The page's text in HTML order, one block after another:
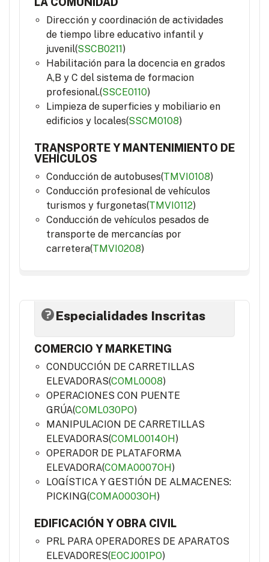
Dirección y coordinación de actividades
de tiempo libre educativo infantil y
juvenil(SSCB0211 )
Habilitación para la docencia en grados
A,B y C del sistema de formacion
profesional.(SSCE0110)
Limpieza de superficies y mobiliario en
edificios y locales(SSCM0108)
TRANSPORTE Y MANTENIMIENTO DE
VEHÍCULOS
Conducción de autobuses(TMVI0108)
Conducción profesional de vehículos
turismos y furgonetas(TMVI0112)
Conducción de vehículos pesados de
transporte de mercancías por
carretera(TMVI0208)
Especialidades Inscritas
COMERCIO Y MARKETING
CONDUCCIÓN DE CARRETILLAS
ELEVADORAS(COML0008)
OPERACIONES CON PUENTE
GRÚA(COML030PO)
MANIPULACION DE CARRETILLAS
ELEVADORAS(COML0014OH)
OPERADOR DE PLATAFORMA
ELEVADORA(COMA0007OH)
LOGÍSTICA Y GESTIÓN DE ALMACENES:
PICKING(COMA0003OH)
EDIFICACIÓN Y OBRA CIVIL
PRL PARA OPERADORES DE APARATOS
ELEVADORES(EOCJ001PO)